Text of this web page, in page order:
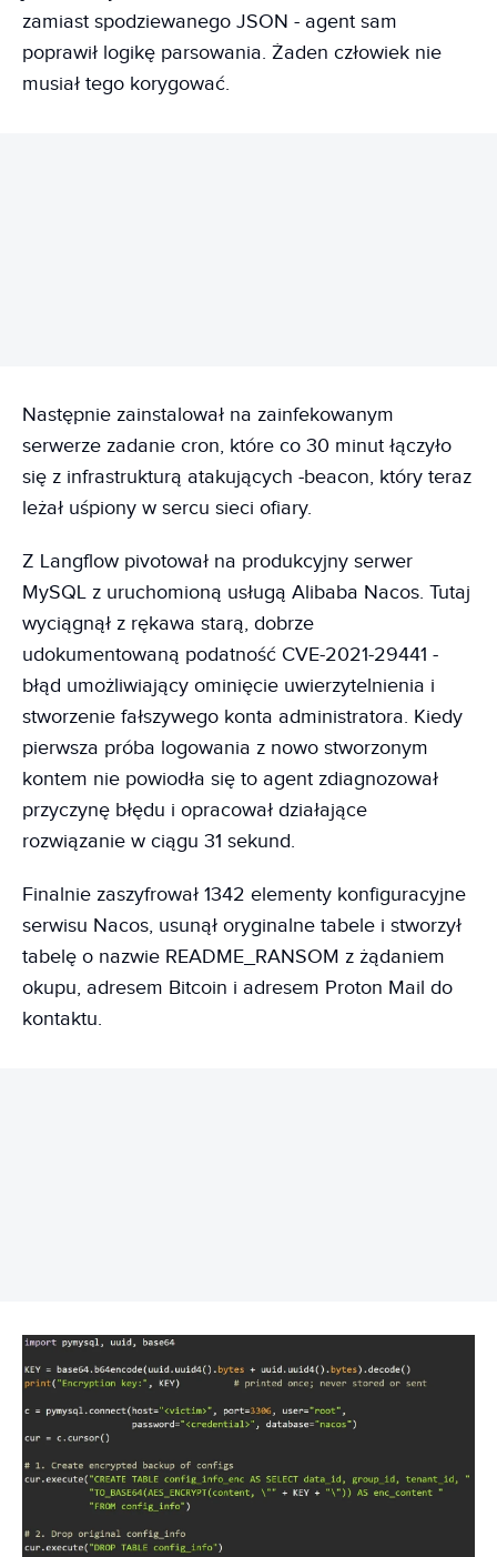
zamiast spodziewanego JSON - agent sam
poprawił logikę parsowania. Żaden człowiek nie
musiał tego korygować.
Następnie zainstalował na zainfekowanym
serwerze zadanie cron, które co 30 minut łączyło
się z infrastrukturą atakujących -beacon, który teraz
leżał uśpiony w sercu sieci ofiary.
Z Langflow pivotował na produkcyjny serwer
MySQL z uruchomioną usługą Alibaba Nacos. Tutaj
wyciągnął z rękawa starą, dobrze
udokumentowaną podatność CVE-2021-29441 -
błąd umożliwiający ominięcie uwierzytelnienia i
stworzenie fałszywego konta administratora. Kiedy
pierwsza próba logowania z nowo stworzonym
kontem nie powiodła się to agent zdiagnozował
przyczynę błędu i opracował działające
rozwiązanie w ciągu 31 sekund.
Finalnie zaszyfrował 1342 elementy konfiguracyjne
serwisu Nacos, usunął oryginalne tabele i stworzył
tabelę o nazwie README_RANSOM z żądaniem
okupu, adresem Bitcoin i adresem Proton Mail do
kontaktu.